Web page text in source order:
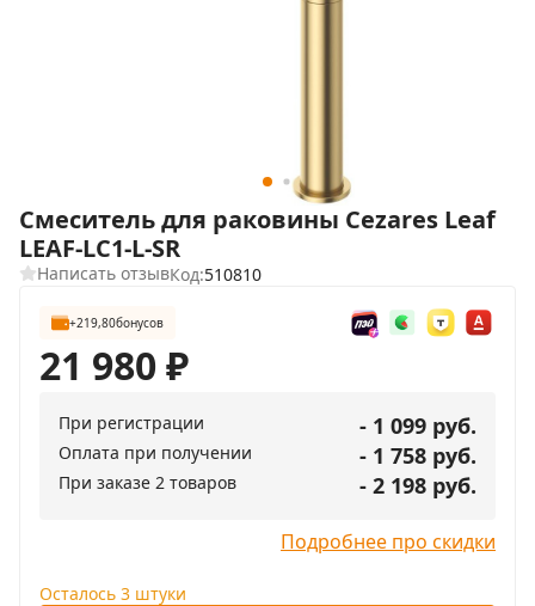
Смеситель для раковины Cezares Leaf
LEAF-LC1-L-SR
Написать отзывКод:510810
+219,80бонусов
21 980₽
При регистрации - 1 099 руб.
Оплата при получении - 1 758 руб.
При заказе 2 товаров - 2 198 руб.
Подробнее про скидки
Осталось 3 штуки